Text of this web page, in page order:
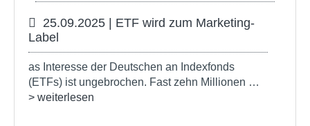
25.09.2025 | ETF wird zum Marketing-
Label
as Interesse der Deutschen an Indexfonds
(ETFs) ist ungebrochen. Fast zehn Millionen …
> weiterlesen